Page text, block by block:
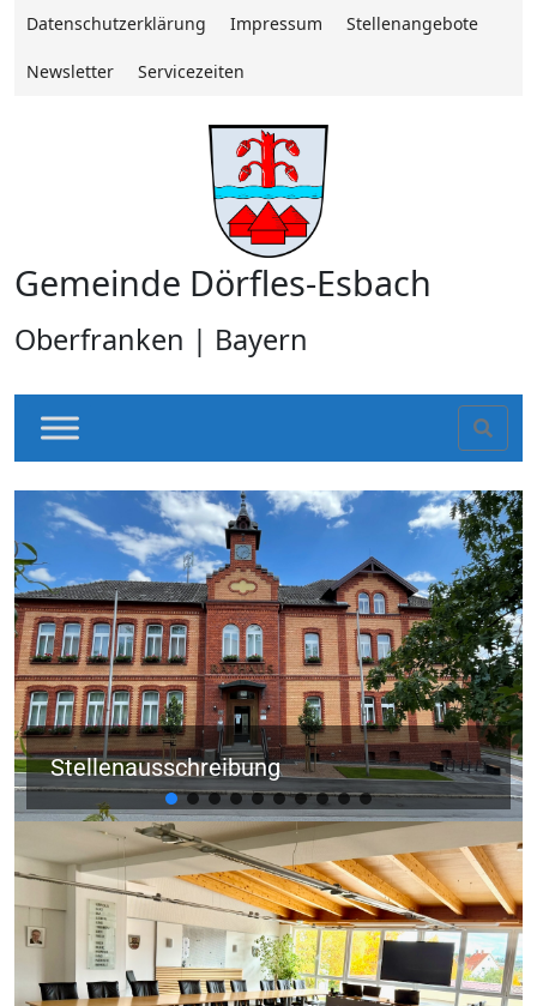
Datenschutzerklärung Impressum Stellenangebote
Newsletter Servicezeiten
Gemeinde Dörfles-Esbach
Oberfranken | Bayern
Stellenausschreibung